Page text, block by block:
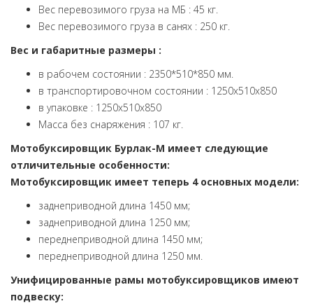
Вес перевозимого груза на МБ : 45 кг.
Вес перевозимого груза в санях : 250 кг.
Вес и габаритные размеры :
в рабочем состоянии : 2350*510*850 мм.
в транспортировочном состоянии : 1250х510х850
в упаковке : 1250х510х850
Масса без снаряжения : 107 кг.
Мотобуксировщик Бурлак-M имеет следующие
отличительные особенности:
Мотобуксировщик имеет теперь 4 основных модели:
заднеприводной длина 1450 мм;
заднеприводной длина 1250 мм;
переднеприводной длина 1450 мм;
переднеприводной длина 1250 мм.
Унифицированные рамы мотобуксировщиков имеют
подвеску: